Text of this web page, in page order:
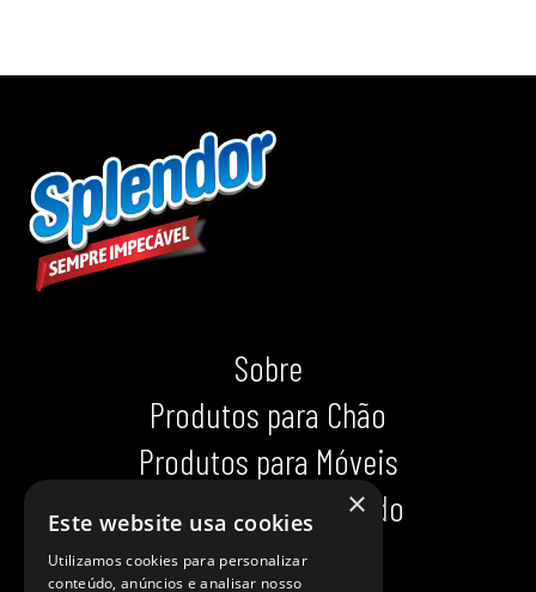
Sobre
Produtos para Chão
Produtos para Móveis
Produtos para Calçado
Indispensáveis
×
Este website usa cookies
Utilizamos cookies para personalizar
conteúdo, anúncios e analisar nosso